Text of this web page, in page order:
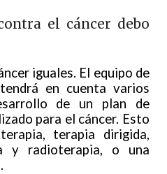
el cáncer debo
iguales. El equipo de
en cuenta varios
de un plan de
para el cáncer. Esto
terapia dirigida,
y radioterapia, o una